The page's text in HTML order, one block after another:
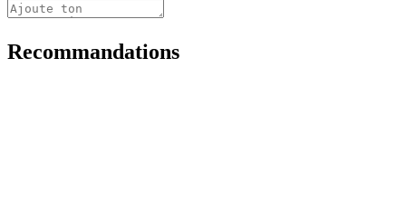
Recommandations